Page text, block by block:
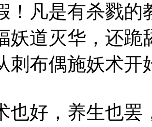
！凡是有杀戮的
妖道灭华，还跪
刺布偶施妖术开
好，养生也罢